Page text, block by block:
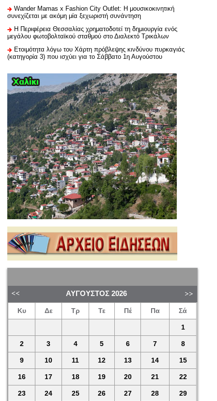
Wander Mamas x Fashion City Outlet: Η μουσικοκινητική
συνεχίζεται με ακόμη μία ξεχωριστή συνάντηση
H Περιφέρεια Θεσσαλίας χρηματοδοτεί τη δημιουργία ενός
μεγάλου φωτοβολταϊκού σταθμού στο Διαλεκτό Τρικάλων
Ετοιμότητα λόγω του Χάρτη πρόβλεψης κινδύνου πυρκαγιάς
(κατηγορία 3) που ισχύει για το Σάββατο 1η Αυγούστου
ΑΎΓΟΥΣΤΟΣ 2026
Κυ Δε Τρ Τε Πέ Πα Σά
1
2 3 4 5 6 7 8
9 10 11 12 13 14 15
16 17 18 19 20 21 22
23 24 25 26 27 28 29